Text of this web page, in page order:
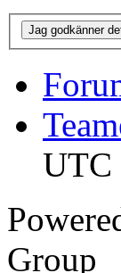
UTC
Group